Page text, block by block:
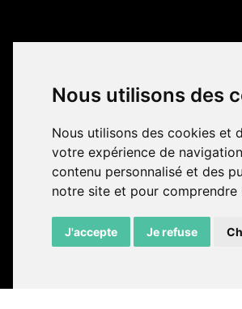
Nous utilisons des
Nous utilisons des cookies et
votre expérience de
contenu personnalisé et des
notre site et pour
J'accepte Je refuse